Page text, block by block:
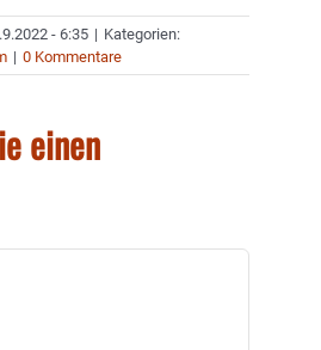
- 6:35 | Kategorien:
| 0 Kommentare
einen